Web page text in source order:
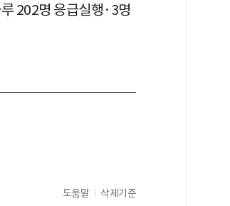
202명 응급실행·3명
도움말 삭제기준